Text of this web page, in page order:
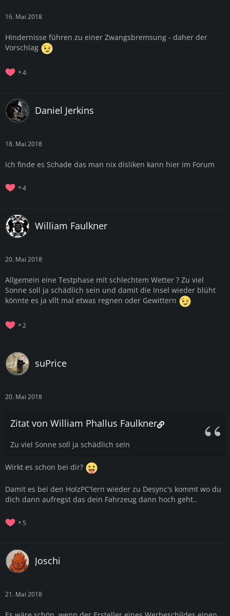
16. Mai 2018
Hindernisse führen zu einer Zwangsbremsung - daher der
Vorschlag
4
Daniel Jerkins
18. Mai 2018
Ich finde es Schade das man nix disliken kann hier im Forum
4
William Faulkner
20. Mai 2018
Allgemein eine Testphase mit schlechtem Wetter ? Zu viel
Sonne soll ja schädlich sein und damit die Insel wieder blüht
könnte es ja vllt mal etwas regnen oder Gewittern
2
suPrice
20. Mai 2018
Zitat von William Phallus Faulkner
Zu viel Sonne soll ja schädlich sein
Wirkt es schon bei dir?
Damit es bei den HolzPC'lern wieder zu Desync's kommt wo du
dich dann aufregst das dein Fahrzeug dann hoch geht..
5
Joschi
21. Mai 2018